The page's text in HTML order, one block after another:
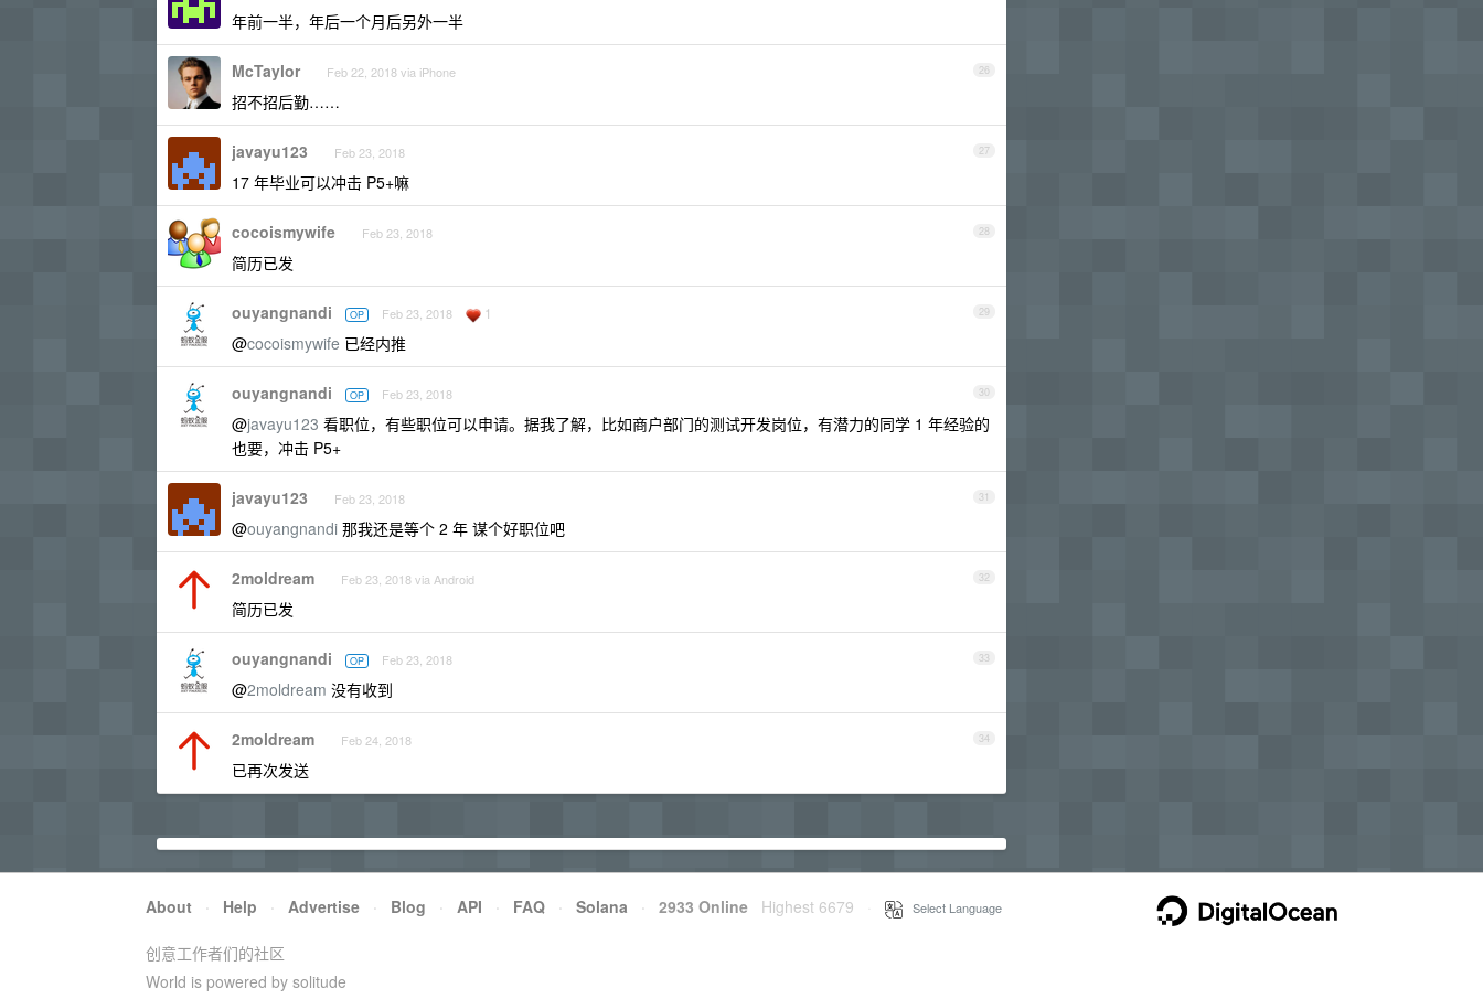
年前一半，年后一个月后另外一半
26
McTaylor Feb 22, 2018 via iPhone
招不招后勤……
27
javayu123 Feb 23, 2018
17 年毕业可以冲击 P5+嘛
28
cocoismywife Feb 23, 2018
简历已发
29
ouyangnandi OP Feb 23, 2018 1
@cocoismywife 已经内推
30
ouyangnandi OP Feb 23, 2018
@javayu123 看职位，有些职位可以申请。据我了解，比如商户部门的测试开发岗位，有潜力的同学 1 年经验的
也要，冲击 P5+
31
javayu123 Feb 23, 2018
@ouyangnandi 那我还是等个 2 年 谋个好职位吧
32
2moldream Feb 23, 2018 via Android
简历已发
33
ouyangnandi OP Feb 23, 2018
@2moldream 没有收到
34
2moldream Feb 24, 2018
已再次发送
About · Help · Advertise · Blog · API · FAQ · Solana · 2933 Online Highest 6679 Select Language
创意工作者们的社区
World is powered by solitude